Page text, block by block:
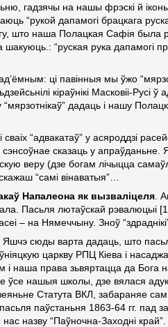
гадзячы на нашы фрэскі й
“рукой дапамогі брацкага
што наша Полацкая Сафія была
“руская рука дапамогі
ці павінныя мы ўжо
кіраўнікі Масковіі-
“мярзотнікаў” дадаць і нашу
“адвакатаў” у асяроддзі
сказаць у апраўданьне.
веру (дзе богам лічыцца
“самі вінаватыя”…
Напалеона як вызваліцеля .
Пасьля лютаўскай рэвалюцыі
– на Нямеччыну. Зноў
сюды варта дадаць, што
царкву РПЦ Кіева і
наша права зьвяртацца да Бога
ўсе нашыя школы, дзе вялася
Статута ВКЛ, забараняе сам
паўстаньня 1863-64 гг. пад
нас назву “Паўночна-Заходні край”.